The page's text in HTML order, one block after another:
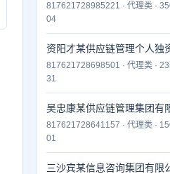
817621728985221 · 代理类 ·
04
资阳才某供应链管理个人独
817621728698501 · 代理类 ·
31
吴忠康某供应链管理集团有
817621728641157 · 代理类 ·
01
三沙宾某信息咨询集团有限